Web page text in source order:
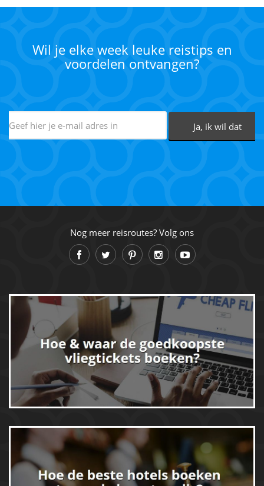
Wil je elke week leuke reistips en
voordelen ontvangen?
Nog meer reisroutes? Volg ons